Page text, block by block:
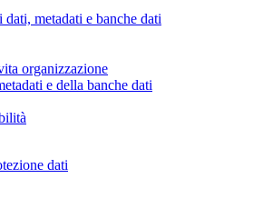
metadati e banche dati
organizzazione
e della banche dati
dati